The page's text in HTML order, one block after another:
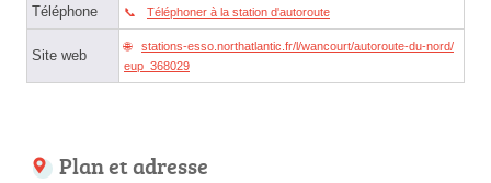
Téléphone Téléphoner à la station d'autoroute
Site web
stations-esso.northatlantic.fr/l/wancourt/autoroute-du-nord/
eup_368029
Plan et adresse